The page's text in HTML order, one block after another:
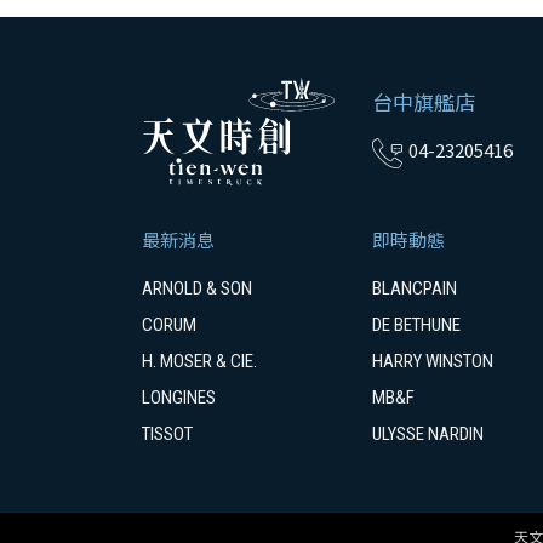
台中旗艦店
04-23205416
最新消息 即時動態
ARNOLD & SON
BLANCPAIN
CORUM
DE BETHUNE
H. MOSER & CIE.
HARRY WINSTON
LONGINES
MB&F
TISSOT
ULYSSE NARDIN
天